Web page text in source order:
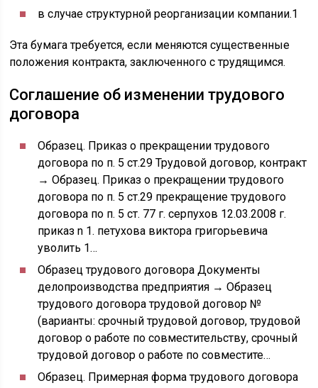
в случае структурной реорганизации компании.1
Эта бумага требуется, если меняются существенные
положения контракта, заключенного с трудящимся.
Соглашение об изменении трудового
договора
Образец. Приказ о прекращении трудового
договора по п. 5 ст.29 Трудовой договор, контракт
→ Образец. Приказ о прекращении трудового
договора по п. 5 ст.29 прекращение трудового
договора по п. 5 ст. 77 г. серпухов 12.03.2008 г.
приказ n 1. петухова виктора григорьевича
уволить 1…
Образец трудового договора Документы
делопроизводства предприятия → Образец
трудового договора трудовой договор №
(варианты: срочный трудовой договор, трудовой
договор о работе по совместительству, срочный
трудовой договор о работе по совместите…
Образец. Примерная форма трудового договора